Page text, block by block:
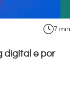
7 min
digital e por